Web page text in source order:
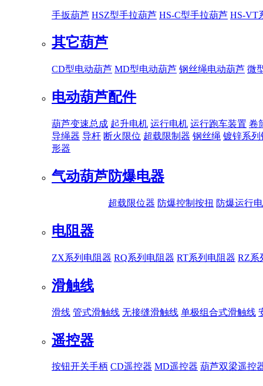
手扳葫芦 HSZ型手拉葫芦 HS-C型手拉葫芦 HS-VT
其它葫芦
CD型电动葫芦 MD型电动葫芦 钢丝绳电动葫芦 微
电动葫芦配件
葫芦变速总成 起升电机 运行电机 运行跑车装置 卷
导绳器 导杆 断火限位 超载限制器 钢丝绳 镀锌系列
形器
气动葫芦防爆电器
超载限位器 防爆控制按扭 防爆运行
电阻器
ZX系列电阻器 RQ系列电阻器 RT系列电阻器 RZ系
滑触线
滑线 管式滑触线 无接缝滑触线 单极组合式滑触线
遥控器
按钮开关手柄 CD遥控器 MD遥控器 葫芦双梁遥控